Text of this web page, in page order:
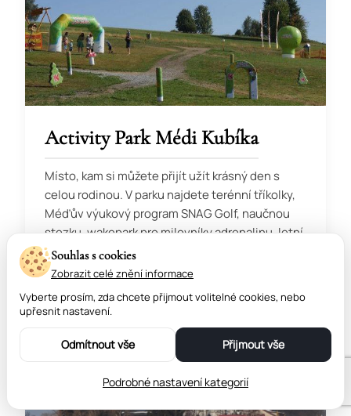
Activity Park Médi Kubíka
Místo, kam si můžete přijít užít krásný den s
celou rodinou. V parku najdete terénní tříkolky,
Méďův výukový program SNAG Golf, naučnou
stezku, wakepark pro milovníky adrenalinu, letní
bobování na tubingu a spoustu další zábavy i s
možností občerstvení.
Souhlas s cookies
Zobrazit celé znění informace
Vyberte prosím, zda chcete přijmout volitelné cookies, nebo
upřesnit nastavení.
Odmítnout vše Přijmout vše
Podrobné nastavení kategorií